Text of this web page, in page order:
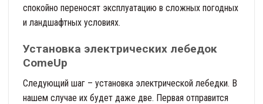
спокойно переносят эксплуатацию в сложных погодных
и ландшафтных условиях.
Установка электрических лебедок
ComeUp
Следующий шаг – установка электрической лебедки. В
нашем случае их будет даже две. Первая отправится